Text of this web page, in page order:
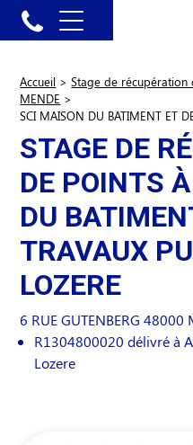
Accueil > Stage de récupération
MENDE >
SCI MAISON DU BATIMENT ET
STAGE DE
DE POINTS
DU
TRAVAUX
LOZERE
6 RUE GUTENBERG 48000
R1304800020 délivré à
Lozere